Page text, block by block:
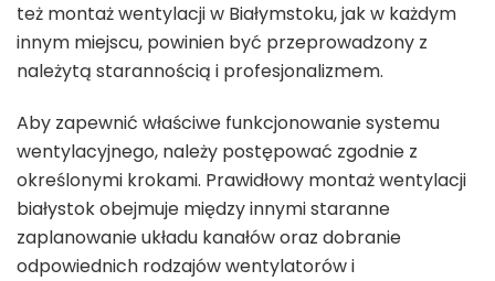
też montaż wentylacji w Białymstoku, jak w każdym
innym miejscu, powinien być przeprowadzony z
należytą starannością i profesjonalizmem.
Aby zapewnić właściwe funkcjonowanie systemu
wentylacyjnego, należy postępować zgodnie z
określonymi krokami. Prawidłowy montaż wentylacji
białystok obejmuje między innymi staranne
zaplanowanie układu kanałów oraz dobranie
odpowiednich rodzajów wentylatorów i